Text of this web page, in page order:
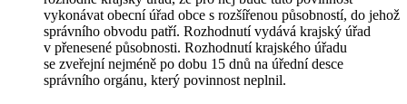
vykonávat obecní úřad obce s rozšířenou působností, do jehož
správního obvodu patří. Rozhodnutí vydává krajský úřad
v přenesené působnosti. Rozhodnutí krajského úřadu
se zveřejní nejméně po dobu 15 dnů na úřední desce
správního orgánu, který povinnost neplnil.